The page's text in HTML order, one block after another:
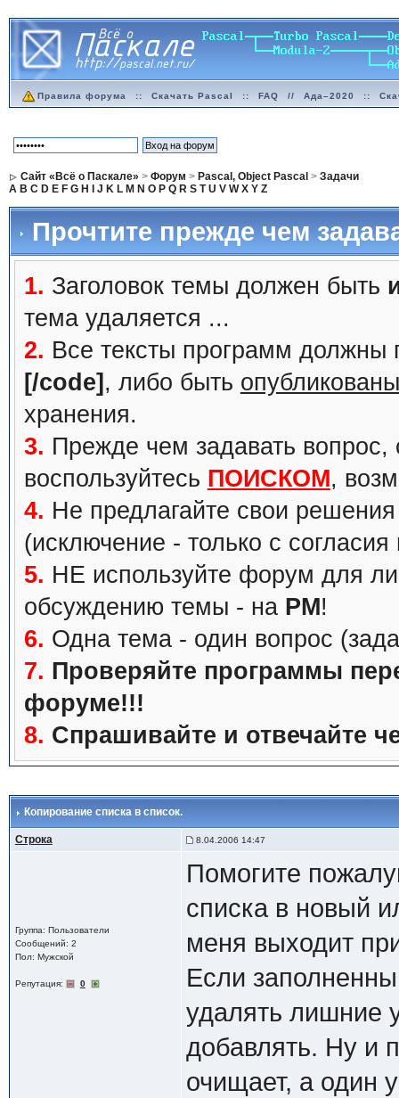
Правила форума :: Скачать Pascal :: FAQ // Ада–2020 ::
Сайт «Всё о Паскале» > Форум > Pascal, Object Pascal > Задачи
A B C D E F G H J K L M N O P Q R S T U V W X Y Z
Прочтите прежде чем
1. Заголовок темы должен быть
тема удаляется ...
2. Все тексты программ должны
[/code] , либо быть
хранения.
3. Прежде чем задавать вопрос,
воспользуйтесь ПОИСКОМ,
4. Не предлагайте свои
(исключение - только с
5. НЕ используйте форум для
обсуждению темы - на PM!
6. Одна тема - один вопрос
7. Проверяйте программы
форуме!!!
8. Спрашивайте и отвечайте
Копирование списка в список.
Строка 8.04.2006 14:47
Группа: Пользователи
Сообщений: 2
Пол: Мужской
Репутация: 0
Помогите
списка в новый
меня выходит
Если
удалять лишние
добавлять. Ну и
очищает, а один